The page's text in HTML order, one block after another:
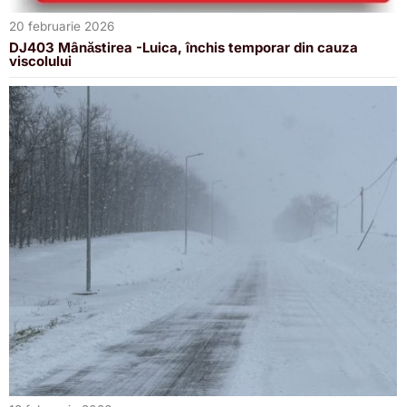
20 februarie 2026
DJ403 Mânăstirea -Luica, închis temporar din cauza
viscolului